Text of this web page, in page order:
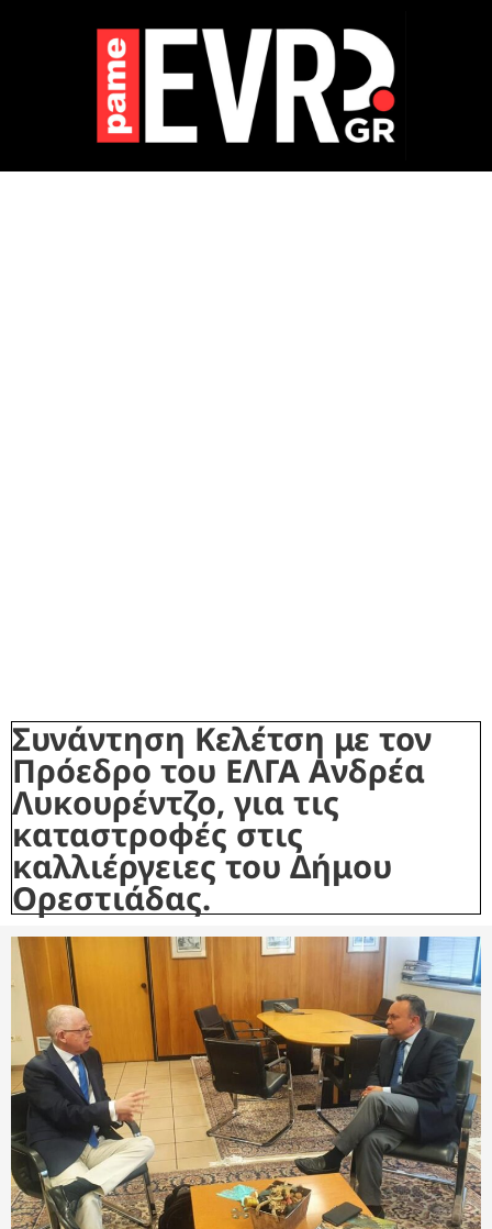
Συνάντηση Κελέτση με τον
Πρόεδρο του ΕΛΓΑ Ανδρέα
Λυκουρέντζο, για τις
καταστροφές στις
καλλιέργειες του Δήμου
Ορεστιάδας.